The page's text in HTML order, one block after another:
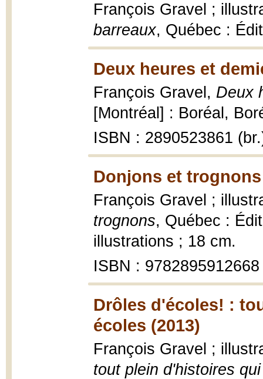
François Gravel ;
barreaux, Québec :
Deux heures et
François Gravel, Deux
[Montréal] : Boréal,
ISBN : 2890523861
Donjons et trognons
François Gravel ;
trognons, Québec :
illustrations ; 18 cm.
ISBN : 9782895912668
Drôles d'écoles! :
écoles (2013)
François Gravel ;
tout plein d'histoires